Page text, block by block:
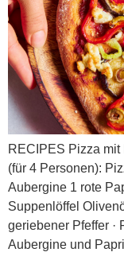
RECIPES Pizza mit
(für 4 Personen):
Aubergine 1 rote
Suppenlöffel
geriebener Pfeffer ·
Aubergine und